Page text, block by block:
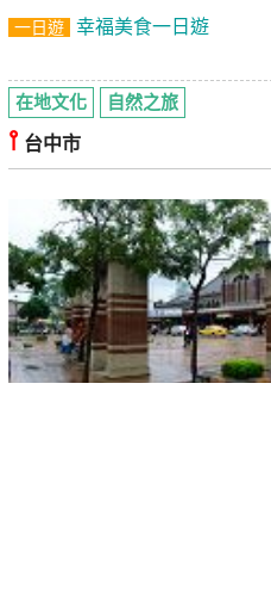
一日遊 幸福美食一日遊
在地文化 自然之旅
⫯ 台中市